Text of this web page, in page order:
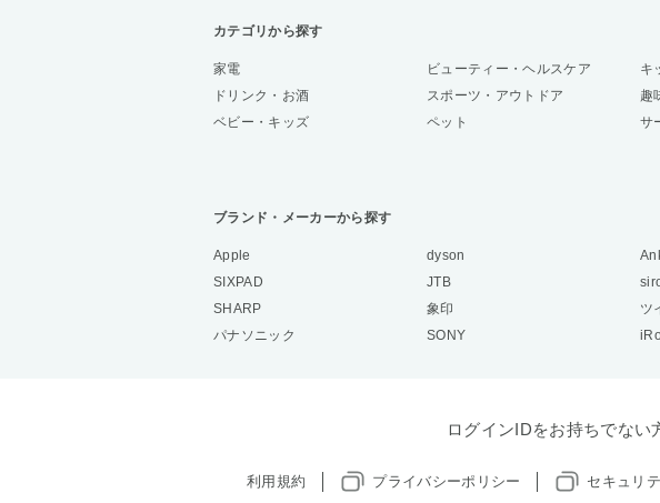
カテゴリから探す
家電 ビューティー・ヘルスケア キ
ドリンク・お酒
スポーツ・アウトドア 趣
ベビー・キッズ
ペット サ
ブランド・メーカーから探す
Apple dyson
SIXPAD
JTB
SHARP
象印 ツ
パナソニック
SONY
ログインIDをお持ちでない
利用規約 プライバシーポリシー セキュリ